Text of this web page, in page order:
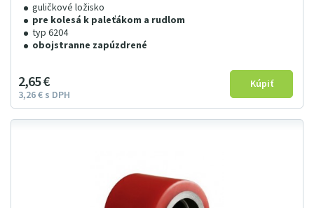
guličkové ložisko
pre kolesá k paleťákom a rudlom
typ 6204
obojstranne zapúzdrené
2 65€
3 26€ s DPH